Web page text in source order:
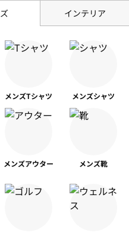
インテリア
メンズTシャツ メンズシャツ
メンズアウター メンズ靴